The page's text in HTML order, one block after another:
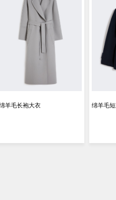
羊毛长袍大衣 绵羊毛